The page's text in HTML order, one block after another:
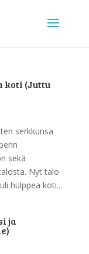
koti (Juttu
serkkunsa
sekä
Nyt talo
hulppea koti...
ja